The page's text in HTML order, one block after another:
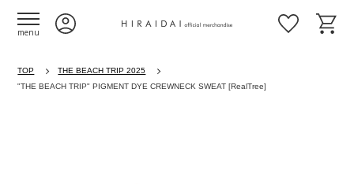
menu
TOP
THE BEACH TRIP 2025
"THE BEACH TRIP" PIGMENT DYE CREWNECK SWEAT [RealTree]